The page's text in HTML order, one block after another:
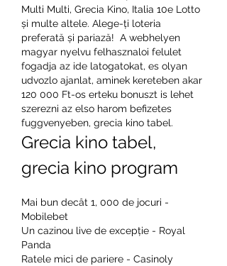
Multi Multi, Grecia Kino, Italia 10e Lotto
și multe altele. Alege-ți loteria
preferată și pariază!  A webhelyen
magyar nyelvu felhasznaloi felulet
fogadja az ide latogatokat, es olyan
udvozlo ajanlat, aminek kereteben akar
120 000 Ft-os erteku bonuszt is lehet
szerezni az elso harom befizetes
fuggvenyeben, grecia kino tabel.
Grecia kino tabel,
grecia kino program
Mai bun decât 1, 000 de jocuri -
Mobilebet
Un cazinou live de excepție - Royal
Panda
Ratele mici de pariere - Casinoly